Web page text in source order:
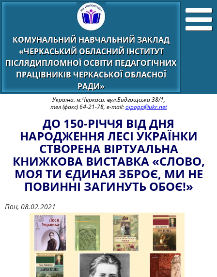
КОМУНАЛЬНИЙ НАВЧАЛЬНИЙ ЗАКЛАД
«ЧЕРКАСЬКИЙ ОБЛАСНИЙ ІНСТИТУТ
ПІСЛЯДИПЛОМНОЇ ОСВІТИ ПЕДАГОГІЧНИХ
ПРАЦІВНИКІВ ЧЕРКАСЬКОЇ ОБЛАСНОЇ
РАДИ»
Україна. м.Черкаси. вул.Бидгощська 38/1,
тел (факс) 64-21-78, e-mail:oipopp@ukr.net
ДО 150-РІЧЧЯ ВІД ДНЯ
НАРОДЖЕННЯ ЛЕСІ УКРАЇНКИ
СТВОРЕНА ВІРТУАЛЬНА
КНИЖКОВА ВИСТАВКА «СЛОВО,
МОЯ ТИ ЄДИНАЯ ЗБРОЄ, МИ НЕ
ПОВИННІ ЗАГИНУТЬ ОБОЄ!»
Пон, 08.02.2021